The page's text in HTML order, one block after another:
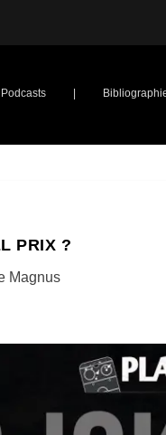
Podcasts
PRIX ?
Magnus